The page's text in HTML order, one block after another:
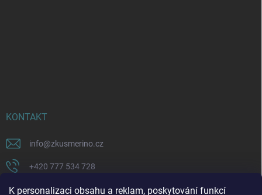
K personalizaci obsahu a reklam, poskytování funkcí
KONTAKT
info@zkusmerino.cz
+420 777 534 728
https://www.facebook.com/zkusmerino/